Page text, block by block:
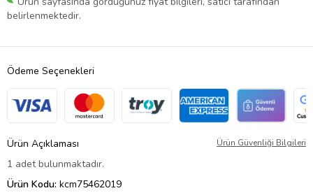
belirlenmektedir.
Ödeme Seçenekleri
Ürün Açıklaması Ürün Güvenliği Bilgileri
1 adet bulunmaktadır.
Ürün Kodu: kcm75462019